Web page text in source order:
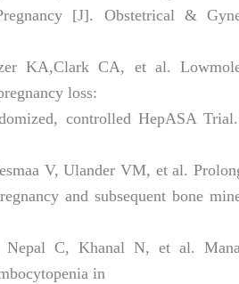
[J]. Obstetrical &
KA,Clark CA, et al.
loss:
controlled HepASA
V, Ulander VM, et al.
and subsequent bone
Nepal C, Khanal N, et al.
in